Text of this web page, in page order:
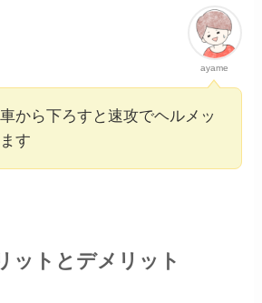
ayame
から下ろすと速攻でヘルメッ
す
ットとデメリット